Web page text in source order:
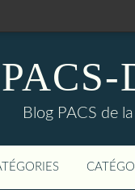
Blog PACS de